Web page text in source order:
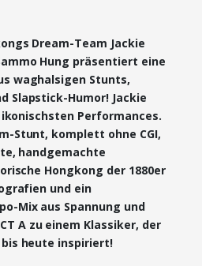
Dream-Team Jackie
Hung präsentiert eine
waghalsigen Stunts,
Slapstick-Humor! Jackie
Performances.
Stunt, komplett ohne CGI,
handgemachte
Hongkong der 1880er
und ein
Mix aus Spannung und
A zu einem Klassiker, der
heute inspiriert!